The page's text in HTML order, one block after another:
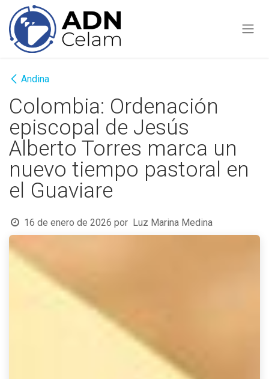
Ir al contenido
Andina
Colombia: Ordenación
episcopal de Jesús
Alberto Torres marca un
nuevo tiempo pastoral en
el Guaviare
16 de enero de 2026 por Luz Marina Medina